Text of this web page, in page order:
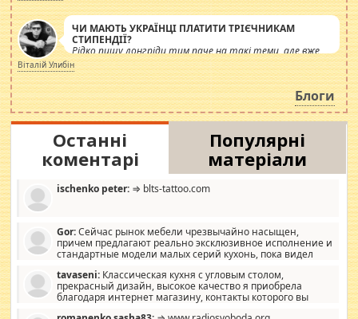
ЧИ МАЮТЬ УКРАЇНЦІ ПЛАТИТИ ТРІЄЧНИКАМ
СТИПЕНДІЇ?
Рідко пишу лонгріди тим паче на такі теми, але вже
просто дістало! Обурюють сьогоднішні інсенуації
навколо стипендіального питання. Штучно
роздувається ще одна соціальна катастрофа.
Віталій Улибін
Блоги
Останні
коментарі
Популярні
матеріали
ischenko peter: ⇒ blts-tattoo.com
Gor:Сейчас рынок мебели чрезвычайно насыщен,
причем предлагают реально эксклюзивное исполнение и
стандартные модели малых серий кухонь, пока видел
стандартные формы, в MebelOk, креативненько и что главное -
со вкусом все в порядке, без ненужных наворотов удорожающих
мебель, а это не последний фактор.
tavaseni: Классическая кухня с угловым столом,
прекрасный дизайн, высокое качество я приобрела
благодаря интернет магазину, контакты которого вы